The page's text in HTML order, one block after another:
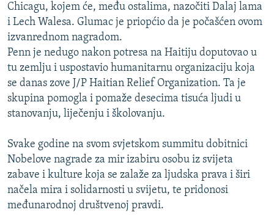
SPECIJALI RSE
VIŠE OD NASLOVA
GENOCID U SREBRENICI
POPLAVE I KLIZIŠTA U BIH 2024.
TV LIBERTY
POST SCRIPTUM
MOJA EVROPA
TRI DECENIJE OD RATA U BIH
SVE KARTE DEJTONA
NASTANAK I RASPAD JUGOSLAVIJE
Sve RFE/RL stranice
Chicagu, kojem će, među ostalima, nazočiti Dalaj lama
i Lech Walesa. Glumac je priopćio da je počašćen ovom
izvanrednom nagradom.
Penn je nedugo nakon potresa na Haitiju doputovao u
tu zemlju i uspostavio humanitarnu organizaciju koja
se danas zove J/P Haitian Relief Organization. Ta je
skupina pomogla i pomaže desecima tisuća ljudi u
stanovanju, liječenju i školovanju.
Svake godine na svom svjetskom summitu dobitnici
Nobelove nagrade za mir izabiru osobu iz svijeta
zabave i kulture koja se zalaže za ljudska prava i širi
načela mira i solidarnosti u svijetu, te pridonosi
međunarodnoj društvenoj pravdi.